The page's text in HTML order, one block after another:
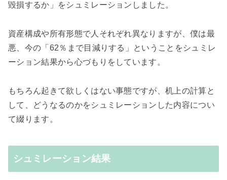
毀損するか」をシュミレーションしました。
資産構成や所有形態で人それぞれ異なりますが、僕は最
悪、今の「62％まで目減りする」ということをシュミレ
ーション結果から心づもりをしています。
もちろん起きて欲しくはない事態ですが、机上の計算と
して、どうなるのかをシュミレーションした内容につい
て綴ります。
シュミレーション結果